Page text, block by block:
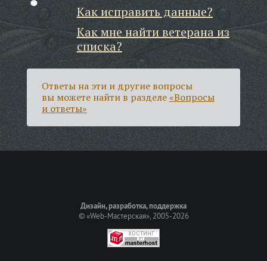
Как исправить данные?
Как мне найти ветерана из
списка?
Ответы на эти и другие вопросы
вы можете найти в разделе«Вопросы
и ответы»
Дизайн, разработка, поддержка
©«Web-Мастерская», 2005-2026